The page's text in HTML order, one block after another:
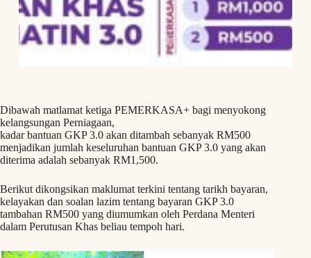
Dibawah matlamat ketiga PEMERKASA+ bagi menyokong
kelangsungan Perniagaan,
kadar bantuan GKP 3.0 akan ditambah sebanyak RM500
menjadikan jumlah keseluruhan bantuan GKP 3.0 yang akan
diterima adalah sebanyak RM1,500.
Berikut dikongsikan maklumat terkini tentang tarikh bayaran,
kelayakan dan soalan lazim tentang bayaran GKP 3.0
tambahan RM500 yang diumumkan oleh Perdana Menteri
dalam Perutusan Khas beliau tempoh hari.